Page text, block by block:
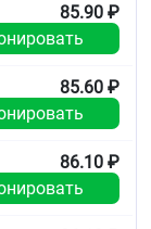
85.90 ₽
85.60 ₽
86.10 ₽